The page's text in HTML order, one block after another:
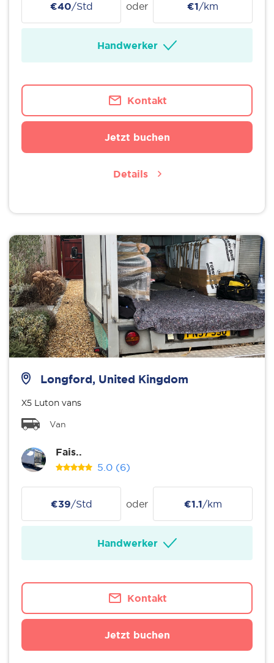
€40/Std oder €1/km
Handwerker
Kontakt
Jetzt buchen
Details
Longford, United Kingdom
X5 Luton vans
Van
Fais..
5.0 (6)
€39/Std oder €1.1/km
Handwerker
Kontakt
Jetzt buchen